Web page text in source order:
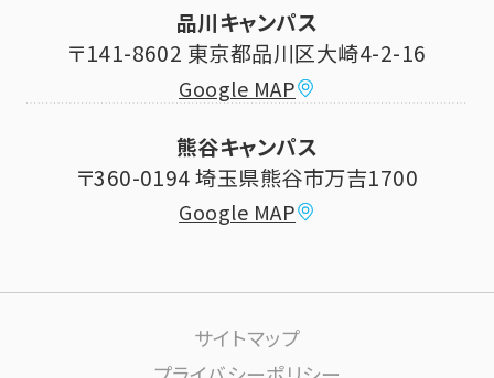
シラバス (講義案内)
学費納付金・奨学金
大学祭
研究推進・社会貢献センター
大学施設の利用について
品川キャンパス
〒141-8602 東京都品川区大崎4-2-16
Google MAP
熊谷キャンパス
〒360-0194 埼玉県熊谷市万吉1700
Google MAP
サイトマップ